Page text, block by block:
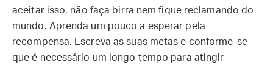
aceitar isso, não faça birra nem fique reclamando do
mundo. Aprenda um pouco a esperar pela
recompensa. Escreva as suas metas e conforme-se
que é necessário um longo tempo para atingir